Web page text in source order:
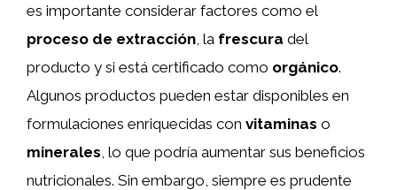
es importante considerar factores como el
proceso de extracción , la frescura del
producto y si está certificado como orgánico.
Algunos productos pueden estar disponibles en
formulaciones enriquecidas con vitaminas o
minerales , lo que podría aumentar sus beneficios
nutricionales. Sin embargo, siempre es prudente